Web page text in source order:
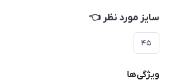
سایز مورد نظر 👈
۴۵
ویژگی‌ها